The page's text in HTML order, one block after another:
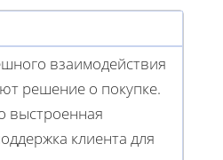
взаимодействия
решение о покупке.
выстроенная
клиента для